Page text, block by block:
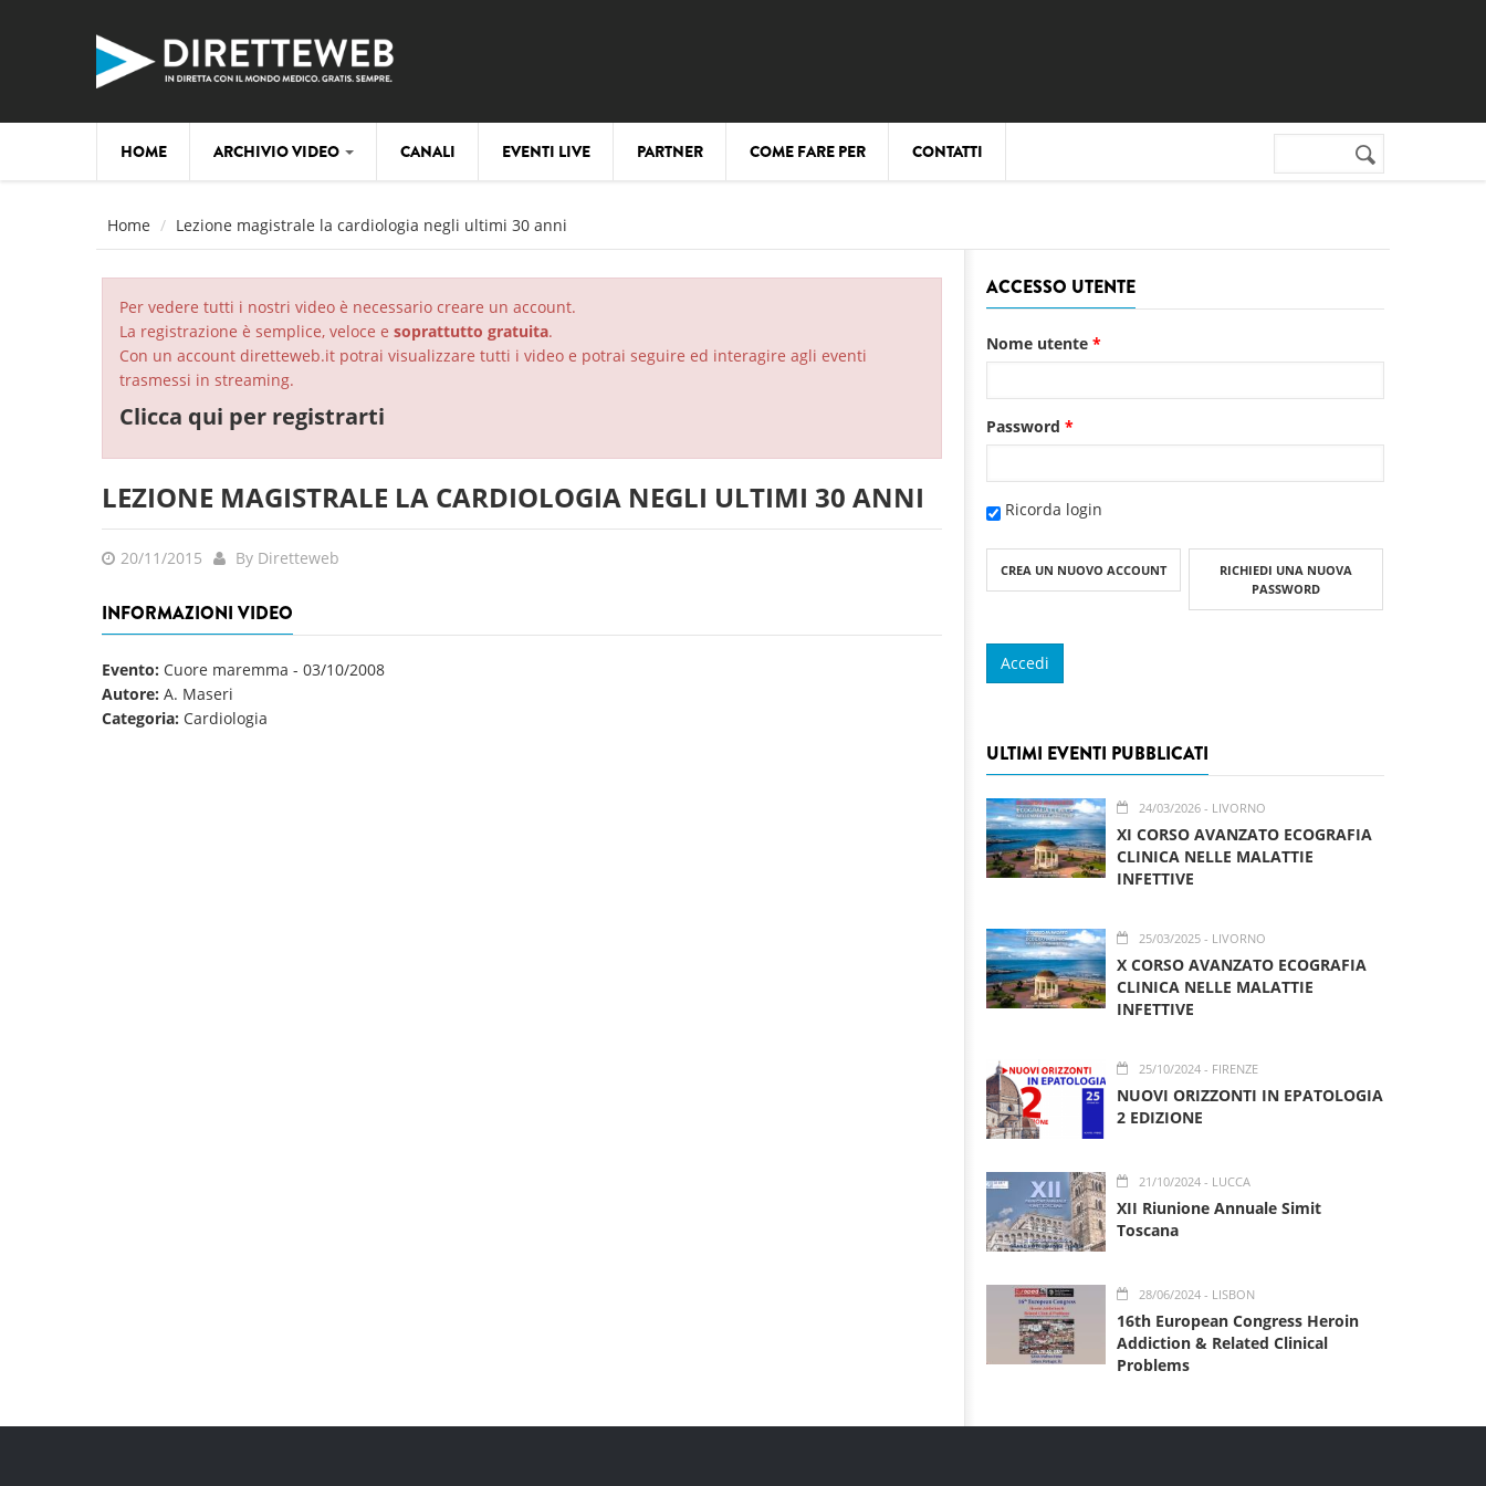
HOME ARCHIVIO VIDEO CANALI EVENTI LIVE PARTNER COME FARE PER CONTATTI Form di
Cerca nel sito
Home Lezione magistrale la cardiologia negli ultimi 30 anni
Per vedere tutti i nostri video è necessario creare un account.
La registrazione è semplice, veloce e soprattutto gratuita.
Con un account diretteweb.it potrai visualizzare tutti i video e potrai seguire ed interagire agli eventi
trasmessi in streaming.
Clicca qui per registrarti
LEZIONE MAGISTRALE LA CARDIOLOGIA NEGLI ULTIMI 30 ANNI
20/11/2015 By Diretteweb
INFORMAZIONI VIDEO
Evento: Cuore maremma - 03/10/2008
Autore: A. Maseri
Categoria: Cardiologia
ACCESSO UTENTE
Nome utente *
Password *
Ricorda login
CREA UN NUOVO ACCOUNT
RICHIEDI UNA NUOVA
PASSWORD
ULTIMI EVENTI PUBBLICATI
24/03/2026- LIVORNO
XI CORSO AVANZATO ECOGRAFIA
CLINICA NELLE MALATTIE
INFETTIVE
25/03/2025- LIVORNO
X CORSO AVANZATO ECOGRAFIA
CLINICA NELLE MALATTIE
INFETTIVE
25/10/2024- FIRENZE
NUOVI ORIZZONTI IN EPATOLOGIA
2 EDIZIONE
21/10/2024- LUCCA
XII Riunione Annuale Simit
Toscana
28/06/2024- LISBON
16th European Congress Heroin
Addiction & Related Clinical
Problems